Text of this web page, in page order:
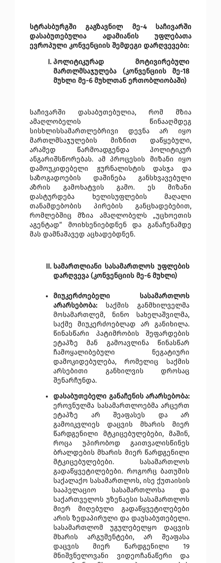
სტრასბურგში გაგზავნილ მე-4 საჩივარში
დასაბუთებულია ადამიანის უფლებათა
ევროპული კონვენციის შემდეგი დარღვევები:
პოლიტიკურად მოტივირებული
მართლმსაჯულება (კონვენციის მე-18
მუხლი მე-6 მუხლთან ერთობლიობაში)
საჩივარში დასაბუთებულია, რომ მზია
ამაღლობელის წინააღმდეგ
სისხლისსამართლებრივი დევნა არ იყო
მართლმსაჯულების მიზნით დაწყებული,
არამედ წარმოადგენდა პოლიტიკურ
ანგარიშსწორებას. ამ პროცესის მიზანი იყო
დამოუკიდებელი ჟურნალისტის დასჯა და
საზოგადოების დაშინება განსხვავებული
აზრის გამოხატვის გამო. ეს მიზანი
დასტურდება ხელისუფლების მაღალი
თანამდებობის პირების განცხადებებით,
რომლებშიც მზია ამაღლობელს „უცხოეთის
აგენტად“ მოიხსენიებდნენ და განაჩენამდე
მას დამნაშავედ აცხადებდნენ.
სამართლიანი სასამართლოს უფლების
დარღვევა (კონვენციის მე-6 მუხლი)
მიუკერძოებელი სასამართლოს
არარსებობა: საქმის განმხილველმა
მოსამართლემ, ნინო სახელაშვილმა,
საქმე მიუკერძოებლად არ განიხილა.
წინასწარი პატიმრობის შეფარდების
ეტაპზე მან გამოავლინა წინასწარ
ჩამოყალიბებული ნეგატიური
დამოკიდებულება, რომელიც საქმის
არსებითი განხილვის დროსაც
შენარჩუნდა.
დასაბუთებელი განაჩენის არარსებობა:
ეროვნულმა სასამართლოებმა არცერთ
ეტაპზე არ შეაფასეს და არ
გამოიკვლიეს დაცვის მხარის მიერ
წარდგენილი მტკიცებულებები, მაშინ,
როცა უპირობოდ გაითვალისწინეს
ბრალდების მხარის მიერ წარდგენილი
მტკიცებულებები. სასამართლოს
გადაწყვეტილებები. როგორც ბათუმის
საქალაქო სასამართლოს, ისე ქუთაისის
სააპელაციო სასამართლოსა და
საქართველოს უზენაესი სასამართლოს
მიერ მიღებული გადაწყვეტილებები
არის ზედაპირული და დაუსაბუთებელი.
სასამართლომ უგულებელყო დაცვის
მხარის არგუმენტები, არ შეაფასა
დაცვის მიერ წარდგენილი 19
მნიშვნელოვანი ვიდეოჩანაწერი და